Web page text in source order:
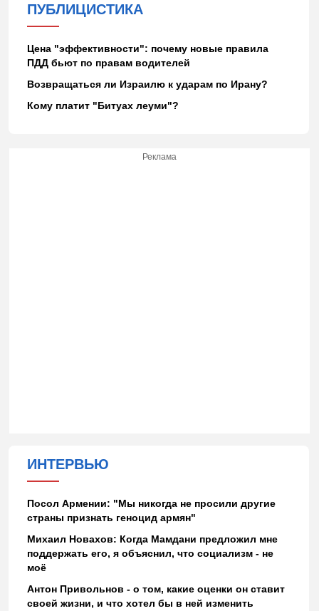
ПУБЛИЦИСТИКА
Цена "эффективности": почему новые правила
ПДД бьют по правам водителей
Возвращаться ли Израилю к ударам по Ирану?
Кому платит "Битуах леуми"?
Реклама
ИНТЕРВЬЮ
Посол Армении: "Мы никогда не просили другие
страны признать геноцид армян"
Михаил Новахов: Когда Мамдани предложил мне
поддержать его, я объяснил, что социализм - не
моё
Антон Привольнов - о том, какие оценки он ставит
своей жизни, и что хотел бы в ней изменить